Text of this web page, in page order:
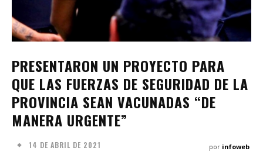
PRESENTARON UN PROYECTO PARA
QUE LAS FUERZAS DE SEGURIDAD DE LA
PROVINCIA SEAN VACUNADAS “DE
MANERA URGENTE”
14 DE ABRIL DE 2021 por infoweb